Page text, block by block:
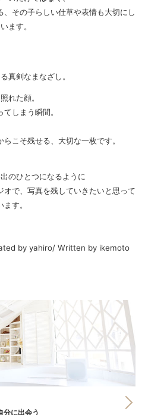
その子らしい仕草や表情も大切にし
ます。
真剣なまなざし。
れた顔。
てしまう瞬間。
こそ残せる、大切な一枚です。
のひとつになるように
オで、写真を残していきたいと思って
ます。
by yahiro/ Written by ikemoto
に出会う